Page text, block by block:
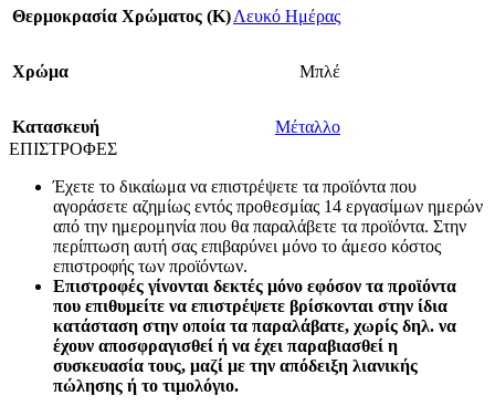
Θερμοκρασία Χρώματος (Κ)Λευκό Ημέρας
Χρώμα Μπλέ
Κατασκευή
Μέταλλο
ΕΠΙΣΤΡΟΦΕΣ
Έχετε το δικαίωμα να επιστρέψετε τα προϊόντα που
αγοράσετε αζημίως εντός προθεσμίας 14 εργασίμων ημερών
από την ημερομηνία που θα παραλάβετε τα προϊόντα. Στην
περίπτωση αυτή σας επιβαρύνει μόνο το άμεσο κόστος
επιστροφής των προϊόντων.
Επιστροφές γίνονται δεκτές μόνο εφόσον τα προϊόντα
που επιθυμείτε να επιστρέψετε βρίσκονται στην ίδια
κατάσταση στην οποία τα παραλάβατε, χωρίς δηλ. να
έχουν αποσφραγισθεί ή να έχει παραβιασθεί η
συσκευασία τους, μαζί με την απόδειξη λιανικής
πώλησης ή το τιμολόγιο.